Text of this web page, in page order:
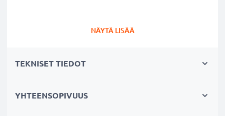
auton tupakansytyttimeen
ja murtumaton liitin
NÄYTÄ LISÄÄ
TEKNISET TIEDOT
YHTEENSOPIVUUS